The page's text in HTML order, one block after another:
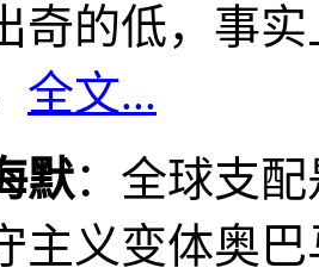
奇的低，事
全文...
默：全球支
主义变体奥